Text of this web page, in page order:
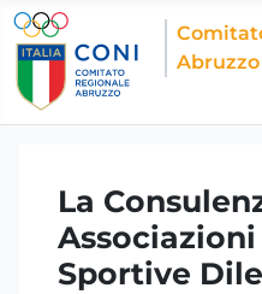
Abruzzo
La
Sportive